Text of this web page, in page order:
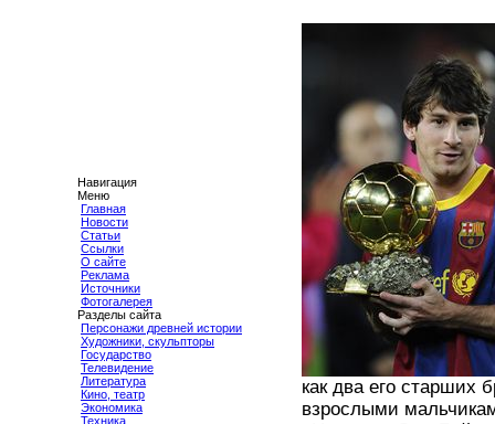
Навигация
Меню
Главная
Новости
Статьи
Ссылки
О сайте
Реклама
Источники
Фотогалерея
Разделы сайта
Персонажи древней истории
Художники, скульпторы
Государство
Телевидение
Литература
Кино, театр
Экономика
Техника
как два его старших
взрослыми